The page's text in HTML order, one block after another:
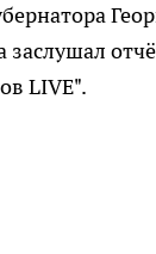
LIVE".